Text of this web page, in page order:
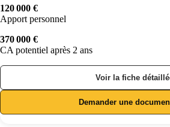
120 000 €
Apport personnel
370 000 €
CA potentiel après 2 ans
Voir la fiche
Demander une